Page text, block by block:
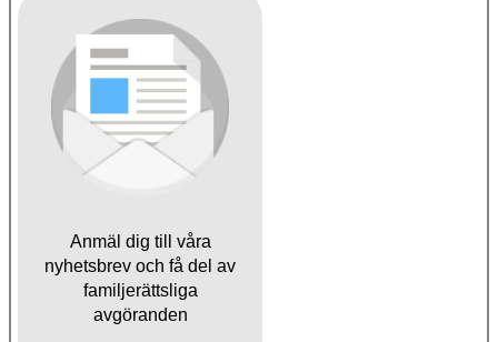
Anmäl dig till våra
nyhetsbrev och få del av
familjerättsliga
avgöranden